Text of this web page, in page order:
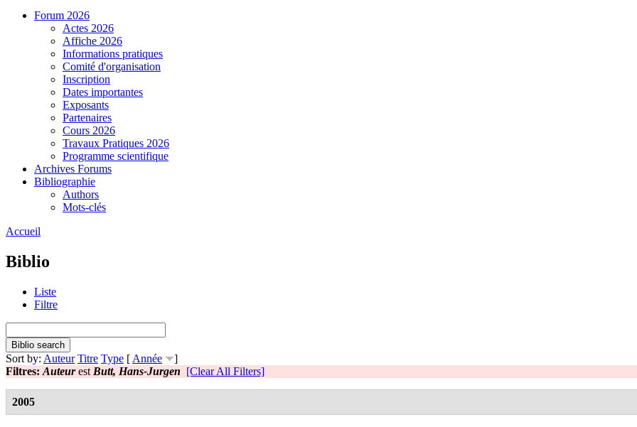
Forum 2026
Actes 2026
Affiche 2026
Informations pratiques
Comité d'organisation
Inscription
Dates importantes
Exposants
Partenaires
Cours 2026
Travaux Pratiques 2026
Programme scientifique
Archives Forums
Bibliographie
Authors
Mots-clés
Accueil
Biblio
Liste
Filtre
Sort by: Auteur Titre Type [ Année
]
Filtres: Auteurest Butt, Hans-Jurgen [Clear All Filters]
2005